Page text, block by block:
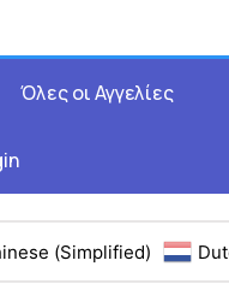
Όλες οι Αγγελίες
(Simplified)